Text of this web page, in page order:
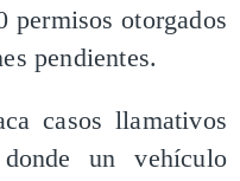
permisos otorgados
pendientes.
casos llamativos
un vehículo